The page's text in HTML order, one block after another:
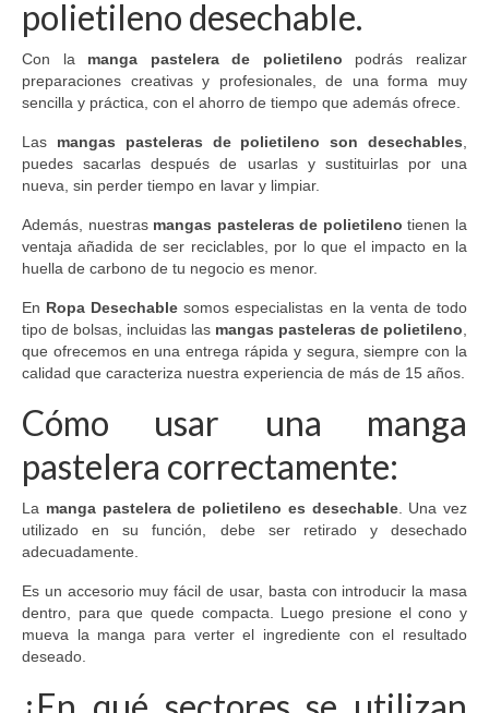
polietileno desechable.
Con la manga pastelera de polietileno podrás realizar
preparaciones creativas y profesionales, de una forma muy
sencilla y práctica, con el ahorro de tiempo que además ofrece.
Las mangas pasteleras de polietileno son desechables
puedes sacarlas después de usarlas y sustituirlas por una
nueva, sin perder tiempo en lavar y limpiar.
Además, nuestras mangas pasteleras de polietileno tienen la
ventaja añadida de ser reciclables, por lo que el impacto en la
huella de carbono de tu negocio es menor.
En Ropa Desechable somos especialistas en la venta de todo
tipo de bolsas, incluidas las mangas pasteleras de polietileno
que ofrecemos en una entrega rápida y segura, siempre con la
calidad que caracteriza nuestra experiencia de más de 15 años.
Cómo usar una manga
pastelera correctamente:
La manga pastelera de polietileno es desechable. Una vez
utilizado en su función, debe ser retirado y desechado
adecuadamente.
Es un accesorio muy fácil de usar, basta con introducir la masa
dentro, para que quede compacta. Luego presione el cono y
mueva la manga para verter el ingrediente con el resultado
deseado.